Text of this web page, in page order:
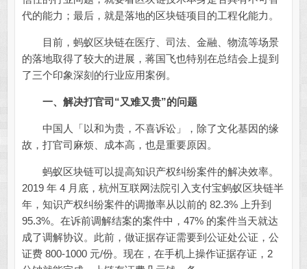
代的能力；最后，就是落地的区块链项目的工程化能力。
目前，蚂蚁区块链在医疗、司法、金融、物流等场景
的落地取得了较大的进展，蒋国飞也特别在总结会上提到
了三个印象深刻的行业应用案例。
一、解决打官司“又难又贵”的问题
中国人「以和为贵，不喜诉讼」，除了文化基因的缘
故，打官司麻烦、成本高，也是重要原因。
蚂蚁区块链可以提高知识产权纠纷案件的解决效率。
2019 年 4 月底，杭州互联网法院引入支付宝蚂蚁区块链半
年，知识产权纠纷案件的调撤率从以前的 82.3% 上升到
95.3%。在诉前调解结案的案件中，47% 的案件当天就达
成了调解协议。此前，做证据存证需要到公证处公证，公
证费 800-1000 元/份。现在，在手机上操作证据存证，2